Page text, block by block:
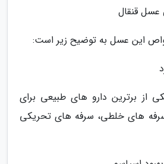
عسل قنقال
این عسل به توضیح زیر است:
از برترین دارو های طبیعی برای
های خلطی، سرفه های تحریکی